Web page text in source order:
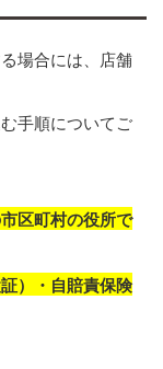
場合には、店舗
手順についてご
区町村の役所で
）・自賠責保険